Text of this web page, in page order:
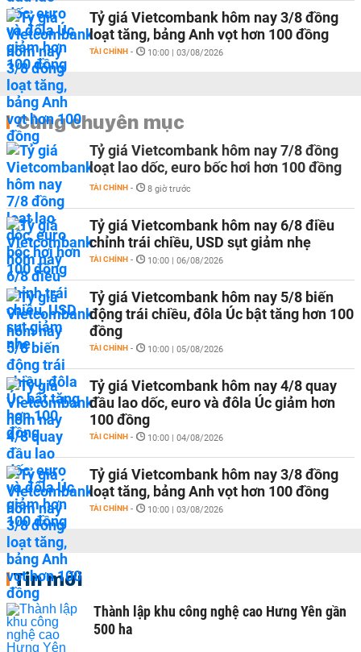
Tỷ giá Vietcombank hôm nay 3/8 đồng
loạt tăng, bảng Anh vọt hơn 100 đồng
TÀI CHÍNH - 10:00 | 03/08/2026
Cùng chuyên mục
Tỷ giá Vietcombank hôm nay 7/8 đồng
loạt lao dốc, euro bốc hơi hơn 100 đồng
TÀI CHÍNH - 8 giờ trước
Tỷ giá Vietcombank hôm nay 6/8 điều
chỉnh trái chiều, USD sụt giảm nhẹ
TÀI CHÍNH - 10:00 | 06/08/2026
Tỷ giá Vietcombank hôm nay 5/8 biến
động trái chiều, đôla Úc bật tăng hơn 100
đồng
TÀI CHÍNH - 10:00 | 05/08/2026
Tỷ giá Vietcombank hôm nay 4/8 quay
đầu lao dốc, euro và đôla Úc giảm hơn
100 đồng
TÀI CHÍNH - 10:00 | 04/08/2026
Tỷ giá Vietcombank hôm nay 3/8 đồng
loạt tăng, bảng Anh vọt hơn 100 đồng
TÀI CHÍNH - 10:00 | 03/08/2026
Tin mới
Thành lập khu công nghệ cao Hưng Yên gần
500 ha